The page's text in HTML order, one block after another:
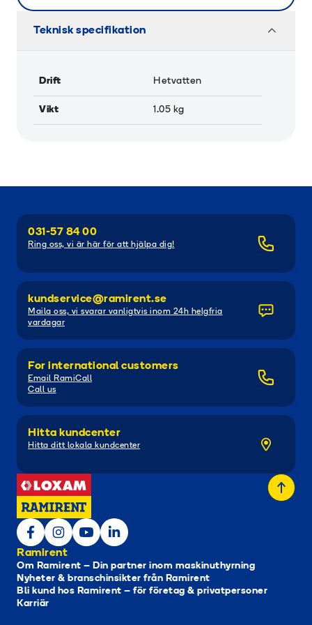
Teknisk specifikation
Drift Hetvatten
Vikt 1.05 kg
031-57 84 00
Ring oss, vi är här för att hjälpa dig!
kundservice@ramirent.se
Maila oss, vi svarar vanligtvis inom 24h helgfria
vardagar
For international customers
Email RamiCall
Call us
Hitta kundcenter
Hitta ditt lokala kundcenter
Ramirent
Om Ramirent – Din partner inom maskinuthyrning
Nyheter & branschinsikter från Ramirent
Bli kund hos Ramirent – för företag & privatpersoner
Karriär